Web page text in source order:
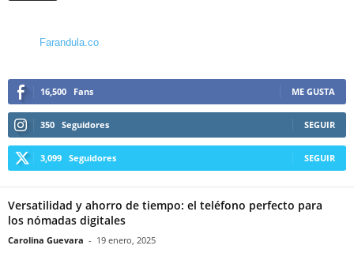
Farandula.co
16,500 Fans ME GUSTA
350 Seguidores SEGUIR
3,099 Seguidores SEGUIR
Versatilidad y ahorro de tiempo: el teléfono perfecto para
los nómadas digitales
Carolina Guevara - 19 enero, 2025